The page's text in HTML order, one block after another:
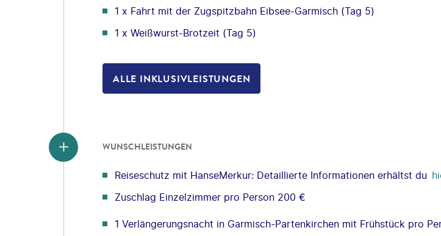
1 x Fahrt mit der Zugspitzbahn Eibsee-Garmisch (Tag 5)
1 x Weißwurst-Brotzeit (Tag 5)
ALLE INKLUSIVLEISTUNGEN
WUNSCHLEISTUNGEN
Reiseschutz mit HanseMerkur: Detaillierte Informationen erhältst du
Zuschlag Einzelzimmer pro Person 200 €
1 Verlängerungsnacht in Garmisch-Partenkirchen mit Frühstück pro